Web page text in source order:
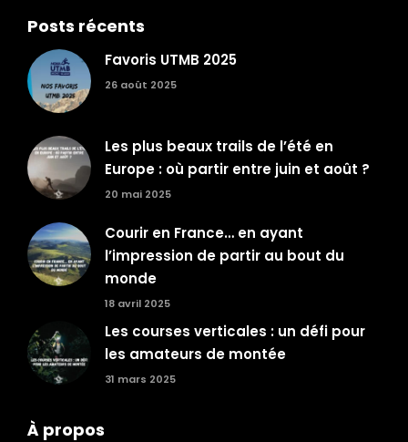
Posts récents
Favoris UTMB 2025
26 août 2025
Les plus beaux trails de l’été en
Europe : où partir entre juin et août ?
20 mai 2025
Courir en France… en ayant
l’impression de partir au bout du
monde
18 avril 2025
Les courses verticales : un défi pour
les amateurs de montée
31 mars 2025
À propos